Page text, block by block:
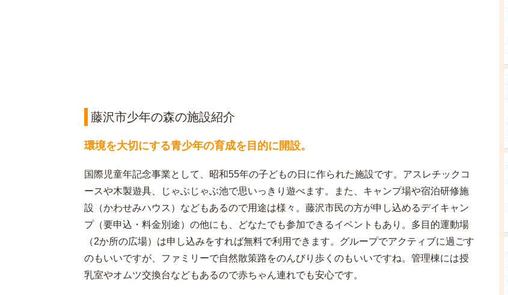
藤沢市少年の森の施設紹介
環境を大切にする青少年の育成を目的に開設。
国際児童年記念事業として、昭和55年の子どもの日に作られた施設です。アスレチックコ
ースや木製遊具、じゃぶじゃぶ池で思いっきり遊べます。また、キャンプ場や宿泊研修施
設（かわせみハウス）などもあるので用途は様々。藤沢市民の方が申し込めるデイキャン
プ（要申込・料金別途）の他にも、どなたでも参加できるイベントもあり。多目的運動場
（2か所の広場）は申し込みをすれば無料で利用できます。グループでアクティブに過ごす
のもいいですが、ファミリーで自然散策路をのんびり歩くのもいいですね。管理棟には授
乳室やオムツ交換台などもあるので赤ちゃん連れでも安心です。